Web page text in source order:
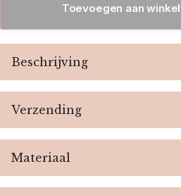
Toevoegen aan
Beschrijving
Verzending
Materiaal